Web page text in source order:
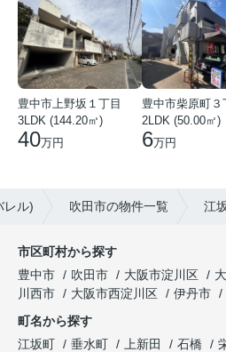
豊中市上野坂１丁目
3LDK (144.20㎡)
40万円
豊中市柴原町３
2LDK (50.00㎡)
6万円
レル) 吹田市の物件一覧 江
市区町村から探す
豊中市
吹田市 大阪市淀川区
川西市
大阪市西淀川区 伊丹市
町名から探す
江坂町
垂水町 上新田 石橋